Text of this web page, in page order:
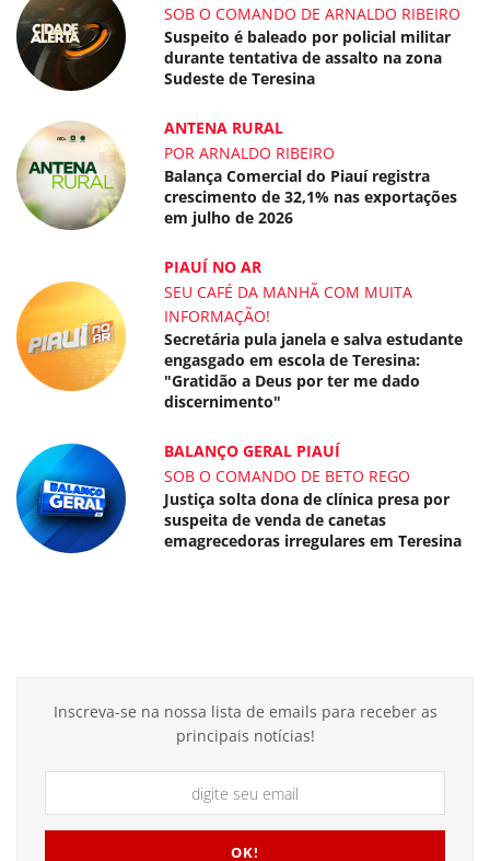
SOB O COMANDO DE ARNALDO RIBEIRO
Suspeito é baleado por policial militar
durante tentativa de assalto na zona
Sudeste de Teresina
ANTENA RURAL
POR ARNALDO RIBEIRO
Balança Comercial do Piauí registra
crescimento de 32,1% nas exportações
em julho de 2026
PIAUÍ NO AR
SEU CAFÉ DA MANHÃ COM MUITA
INFORMAÇÃO!
Secretária pula janela e salva estudante
engasgado em escola de Teresina:
"Gratidão a Deus por ter me dado
discernimento"
BALANÇO GERAL PIAUÍ
SOB O COMANDO DE BETO REGO
Justiça solta dona de clínica presa por
suspeita de venda de canetas
emagrecedoras irregulares em Teresina
Inscreva-se na nossa lista de emails para receber as
principais notícias!